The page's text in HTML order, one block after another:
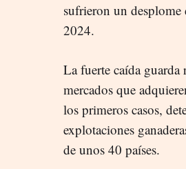
sufrieron un
2024.
La fuerte caída
mercados que
los primeros casos,
explotaciones
de unos 40 países.